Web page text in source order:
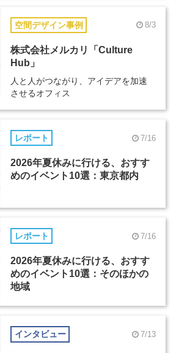
空間デザイン事例 8/3
株式会社メルカリ「Culture
Hub」
人と人がつながり、アイデアを加速
させるオフィス
レポート 7/16
2026年夏休みに行ける、おすす
めのイベント10選：東京都内
レポート 7/16
2026年夏休みに行ける、おすす
めのイベント10選：そのほかの
地域
インタビュー 7/13